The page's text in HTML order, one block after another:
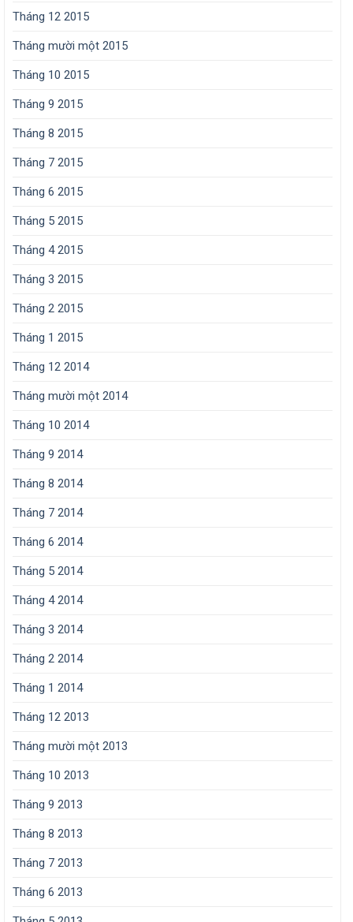
Tháng 12 2015
Tháng mười một 2015
Tháng 10 2015
Tháng 9 2015
Tháng 8 2015
Tháng 7 2015
Tháng 6 2015
Tháng 5 2015
Tháng 4 2015
Tháng 3 2015
Tháng 2 2015
Tháng 1 2015
Tháng 12 2014
Tháng mười một 2014
Tháng 10 2014
Tháng 9 2014
Tháng 8 2014
Tháng 7 2014
Tháng 6 2014
Tháng 5 2014
Tháng 4 2014
Tháng 3 2014
Tháng 2 2014
Tháng 1 2014
Tháng 12 2013
Tháng mười một 2013
Tháng 10 2013
Tháng 9 2013
Tháng 8 2013
Tháng 7 2013
Tháng 6 2013